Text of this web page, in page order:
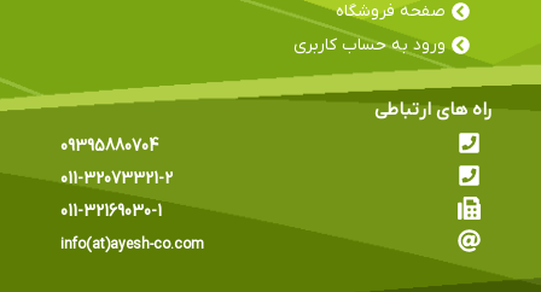
صفحه فروشگاه
ورود به حساب کاربری
راه های ارتباطی
09395880704
011-32073321-2
011-32169030-1
info(at)ayesh-co.com